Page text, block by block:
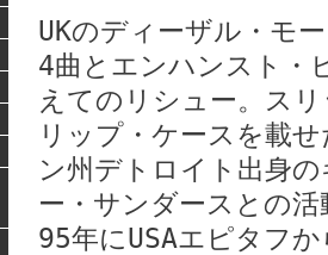
UKのディーザル・モ
4曲とエンハンスト・
えてのリシュー。ス
リップ・ケースを載
ン州デトロイト出身
ー・サンダースとの
95年にUSAエピタフ